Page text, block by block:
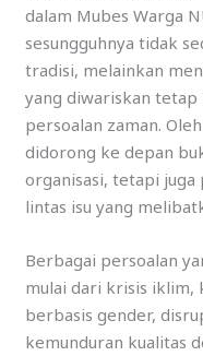
dalam Mubes Warga
sesungguhnya tidak
tradisi, melainkan
yang diwariskan
persoalan zaman.
didorong ke depan
organisasi, tetapi
lintas isu yang
Berbagai persoalan
mulai dari krisis iklim,
berbasis gender,
kemunduran kualitas